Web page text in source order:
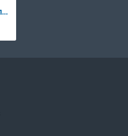
Kasetė Canon C-EXV14 (0384B002)